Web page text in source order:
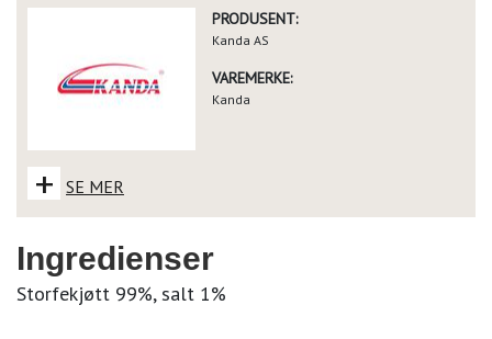
PRODUSENT:
Kanda AS
VAREMERKE:
Kanda
+ SE MER
Ingredienser
Storfekjøtt 99%, salt 1%